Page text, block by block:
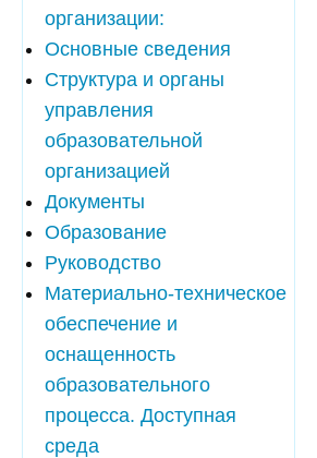
организации:
Основные сведения
Структура и органы
управления
образовательной
организацией
Документы
Образование
Руководство
Материально-техническое
обеспечение и
оснащенность
образовательного
процесса. Доступная
среда